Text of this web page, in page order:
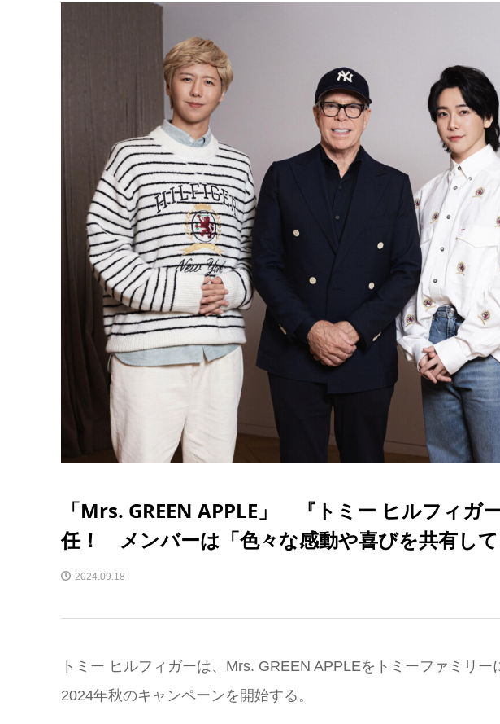
「Mrs. GREEN APPLE」 『トミー ヒルフィガ
任！ メンバーは「色々な感動や喜びを共有して
2024.09.18
トミー ヒルフィガーは、Mrs. GREEN APPLEをトミーファミリー
2024年秋のキャンペーンを開始する。